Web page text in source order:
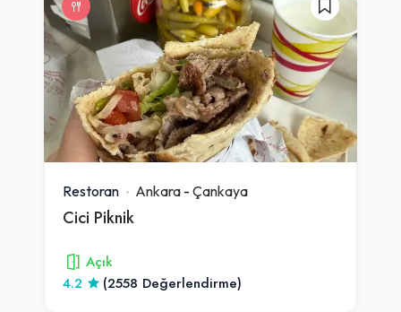
Restoran Ankara - Çankaya
Cici Piknik
Açık
4.2
(2558 Değerlendirme)